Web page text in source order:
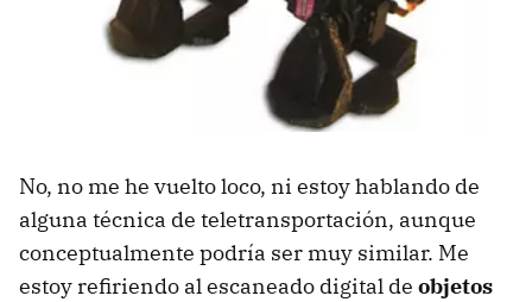
No, no me he vuelto loco, ni estoy hablando de
alguna técnica de teletransportación, aunque
conceptualmente podría ser muy similar. Me
estoy refiriendo al escaneado digital de objetos